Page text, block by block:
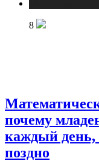
8
почему
каждый день,
поздно